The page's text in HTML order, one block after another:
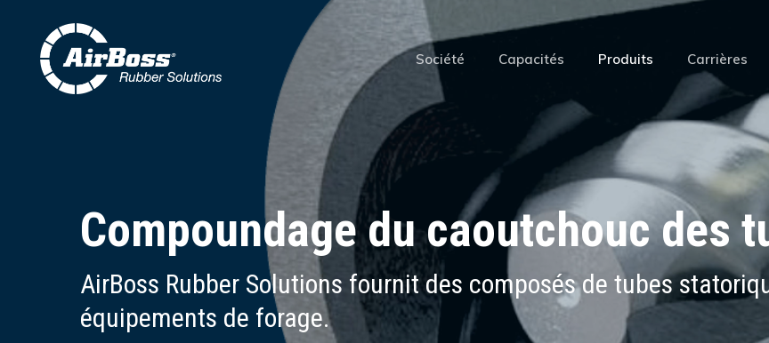
Société Capacités Produits Carrières
Compoundage du caoutchouc des
AirBoss Rubber Solutions fournit des composés de tubes
équipements de forage.